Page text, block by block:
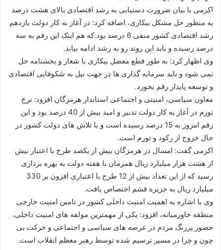
اکرمی با بیان ضرورت دستیابی به رشد اقتصادی بالای هشت درصد
به منظور حل مشکل بیکاری، اضافه کرد: در آغاز به کار دولت یازدهم
رشد اقتصادی کشور منفی 6 درصد بود که هم اینک این رقم به سه
درصد رسیده و باید این روند رو به رشد ادامه بیابد.
وی اظهار کرد: به طور قطع معضل بیکاری با شعار و بخشنامه حل
نمی شود و باید سرمایه گذاری ها در جهت نیل به شکوفایی اقتصادی
و توسعه پایدار رقم بخورد.
معاون سیاسی، امنیتی و اجتماعی استاندار هرمزگان افزود: نرخ
تورم در آغاز به کار دولت تدبیر و امید بیش از 40 درصد بود و این
رقم امروز به 15 درصد رسیده است و با تلاش های دولت کشور در
حال خروج از رکود و تورم است.
اکرمی گفت: امسال در هرمزگان بیش از یکصد طرح با اعتبار بیش
از هشت هزار میلیارد ریال همزمان با هفته دولت به بهره برداری
رسید که از این تعداد بیش از 12 طرح با اعتباری افزون بر 330
میلیارد ریال به جزیره قشم اختصاص یافت.
وی با اشاره به اهمیت امنیت داخلی کشور در تامین امنیت خارجی
منطقه خاورمیانه، افزود: یکی از مهمترین مولفه های امنیت داخلی،
حضور پررنگ مردم در عرصه های سیاسی و اجتماعی و حرکت بی
چون و چرا در مسیر ترسیم شده توسط رهبر معظم انقلاب است.